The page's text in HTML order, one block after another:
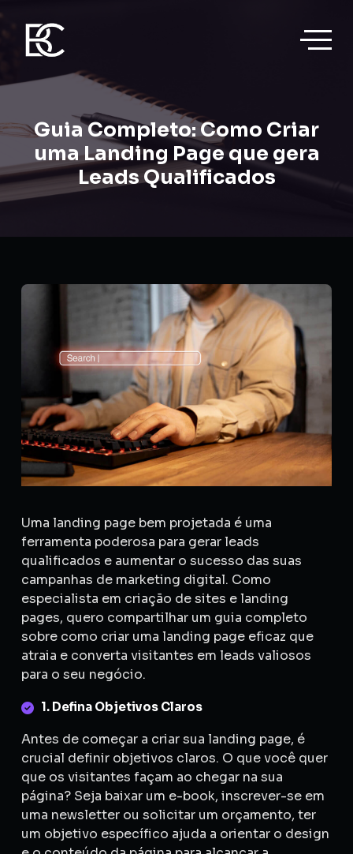
Guia Completo: Como Criar
uma Landing Page que gera
Leads Qualificados
Uma landing page bem projetada é uma
ferramenta poderosa para gerar leads
qualificados e aumentar o sucesso das suas
campanhas de marketing digital. Como
especialista em criação de sites e landing
pages, quero compartilhar um guia completo
sobre como criar uma landing page eficaz que
atraia e converta visitantes em leads valiosos
para o seu negócio.
1. Defina Objetivos Claros
Antes de começar a criar sua landing page, é
crucial definir objetivos claros. O que você quer
que os visitantes façam ao chegar na sua
página? Seja baixar um e-book, inscrever-se em
uma newsletter ou solicitar um orçamento, ter
um objetivo específico ajuda a orientar o design